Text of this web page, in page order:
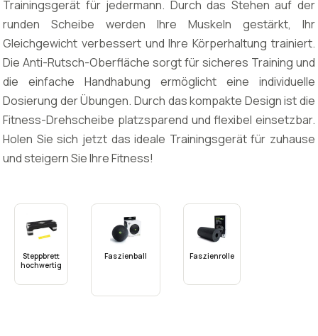
Trainingsgerät für jedermann. Durch das Stehen auf der
runden Scheibe werden Ihre Muskeln gestärkt, Ihr
Gleichgewicht verbessert und Ihre Körperhaltung trainiert.
Die Anti-Rutsch-Oberfläche sorgt für sicheres Training und
die einfache Handhabung ermöglicht eine individuelle
Dosierung der Übungen. Durch das kompakte Design ist die
Fitness-Drehscheibe platzsparend und flexibel einsetzbar.
Holen Sie sich jetzt das ideale Trainingsgerät für zuhause
und steigern Sie Ihre Fitness!
Steppbrett
hochwertig
Faszienball Faszienrolle